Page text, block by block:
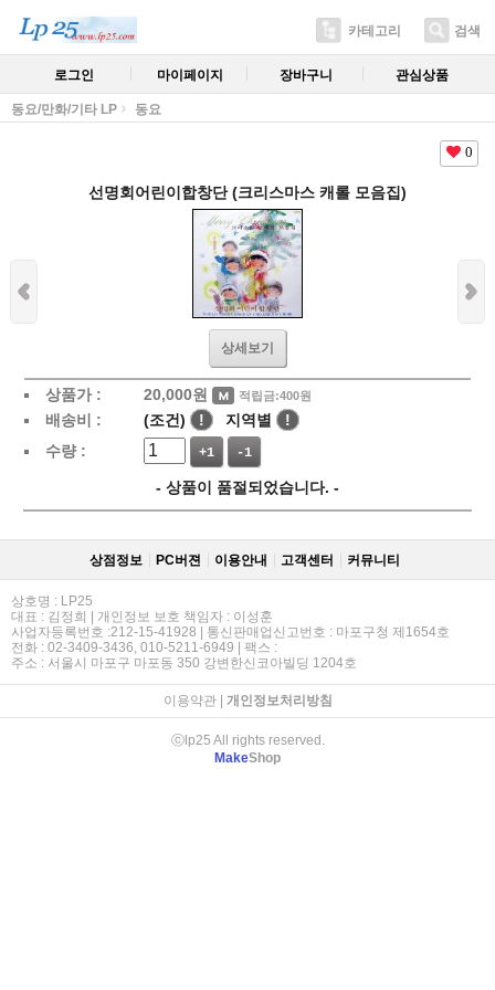
카테고리 검색
로그인 마이페이지 장바구니 관심상품
동요/만화/기타 LP 동요
0
선명회어린이합창단 (크리스마스 캐롤 모음집)
상세보기
상품가 : 20,000원 적립금:400원
배송비 : (조건) ! 지역별
!
수량 :
+1 -1
- 상품이 품절되었습니다. -
상점정보 PC버젼 이용안내 고객센터 커뮤니티
상호명 : LP25
대표 : 김정희 | 개인정보 보호 책임자 : 이성훈
사업자등록번호 :212-15-41928 | 통신판매업신고번호 : 마포구청 제1654호
전화 : 02-3409-3436, 010-5211-6949 | 팩스 :
주소 : 서울시 마포구 마포동 350 강변한신코아빌딩 1204호
이용약관| 개인정보처리방침
ⓒlp25 All rights reserved.
MakeShop